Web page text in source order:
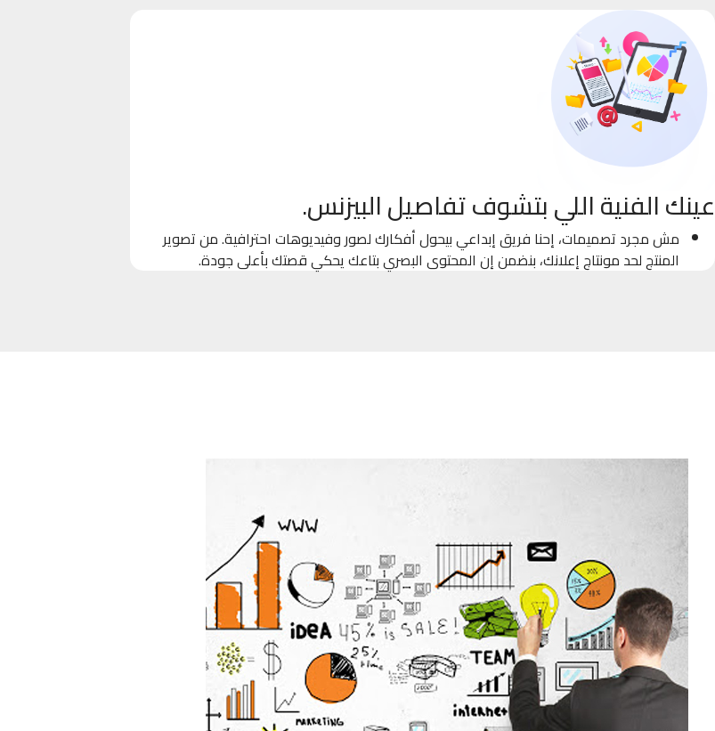
عينك الفنية اللي بتشوف تفاصيل البيزنس.
مش مجرد تصميمات، إحنا فريق إبداعي بيحول أفكارك لصور وفيديوهات احترافية. من تصوير
المنتج لحد مونتاج إعلانك، بنضمن إن المحتوى البصري بتاعك يحكي قصتك بأعلى جودة.